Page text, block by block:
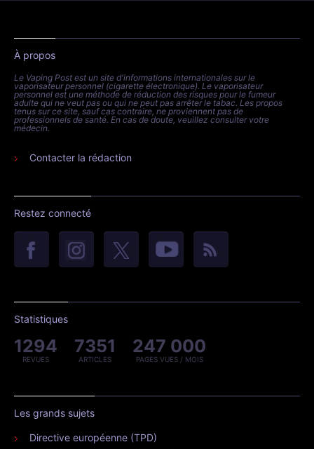
À propos
Le Vaping Post est un site d'informations internationales sur le
vaporisateur personnel (cigarette électronique). Le vaporisateur
personnel est une méthode de réduction des risques pour le fumeur
adulte qui ne veut pas ou qui ne peut pas arrêter le tabac. Les propos
tenus sur ce site, sauf cas contraire, ne proviennent pas de
professionnels de santé. En cas de doute, veuillez consulter votre
médecin.
Contacter la rédaction
Restez connecté
Statistiques
1294
REVUES
7351
ARTICLES
247 000
PAGES VUES / MOIS
Les grands sujets
Directive européenne (TPD)